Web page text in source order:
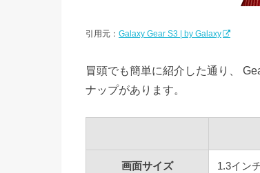
引用元： Galaxy Gear S3 | by Galaxy
冒頭でも簡単に紹介した通り、
ナップがあります。
画面サイズ 1.3イン